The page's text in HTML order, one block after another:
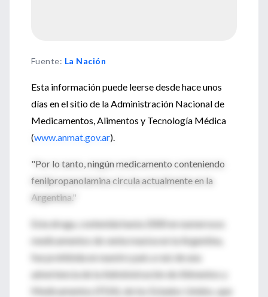
Fuente: La Nación
Esta información puede leerse desde hace unos
días en el sitio de la Administración Nacional de
Medicamentos, Alimentos y Tecnología Médica
(www.anmat.gov.ar).
"Por lo tanto, ningún medicamento conteniendo
fenilpropanolamina circula actualmente en la
Argentina."
Esta droga, contenida hasta 2000 en numerosos
medicamentos de venta masiva en la Argentina,
fue prohibida en nuestro país a raíz de una
advertencia de la Administración de Alimentos y
Medicamentos (FDA), de los Estados Unidos, que